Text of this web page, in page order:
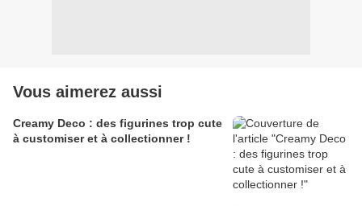
Vous aimerez aussi
Creamy Deco : des figurines trop cute
à customiser et à collectionner !